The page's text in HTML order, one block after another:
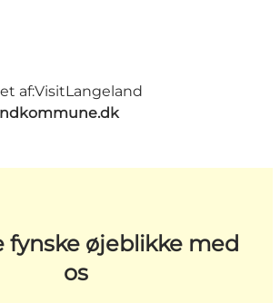
af:VisitLangeland
fynske øjeblikke med
os